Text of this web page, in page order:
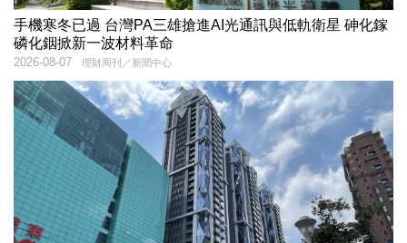
手機寒冬已過 台灣PA三雄搶進AI光通訊與低軌衛星 砷化鎵
磷化銦掀新一波材料革命
理財周刊／新聞中心
2026-08-07